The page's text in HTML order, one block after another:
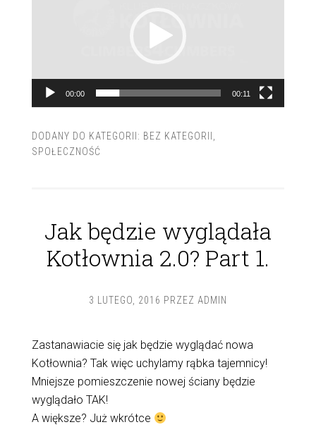
00:00 00:11
DODANY DO KATEGORII: BEZ KATEGORII
SPOŁECZNOŚĆ
Jak będzie wyglądała
Kotłownia 2.0? Part 1.
3 LUTEGO, 2016 PRZEZ ADMIN
Zastanawiacie się jak będzie wyglądać nowa
Kotłownia? Tak więc uchylamy rąbka tajemnicy!
Mniejsze pomieszczenie nowej ściany będzie
wyglądało TAK!
A większe? Już wkrótce